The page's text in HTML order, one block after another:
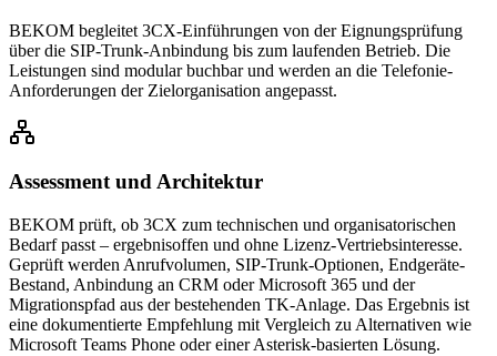
BEKOM begleitet 3CX-Einführungen von der Eignungsprüfung
über die SIP-Trunk-Anbindung bis zum laufenden Betrieb. Die
Leistungen sind modular buchbar und werden an die Telefonie-
Anforderungen der Zielorganisation angepasst.
Assessment und Architektur
BEKOM prüft, ob 3CX zum technischen und organisatorischen
Bedarf passt – ergebnisoffen und ohne Lizenz-Vertriebsinteresse.
Geprüft werden Anrufvolumen, SIP-Trunk-Optionen, Endgeräte-
Bestand, Anbindung an CRM oder Microsoft 365 und der
Migrationspfad aus der bestehenden TK-Anlage. Das Ergebnis ist
eine dokumentierte Empfehlung mit Vergleich zu Alternativen wie
Microsoft Teams Phone oder einer Asterisk-basierten Lösung.